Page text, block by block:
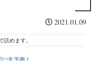
2021.01.09
読めます。